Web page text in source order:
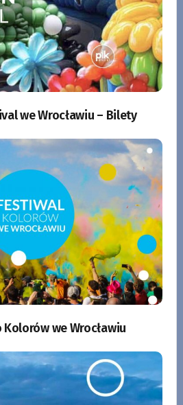
we Wrocławiu – Bilety
we Wrocławiu